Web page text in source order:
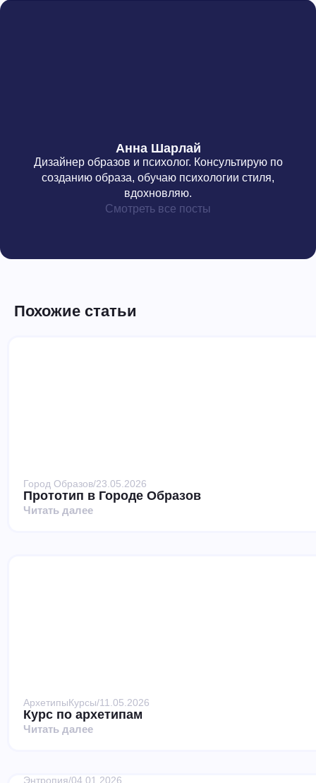
Анна Шарлай
Дизайнер образов и психолог. Консультирую по
созданию образа, обучаю психологии стиля,
вдохновляю.
Смотреть все посты
Похожие статьи
Город Образов/23.05.2026
Прототип в Городе Образов
Читать далее
АрхетипыКурсы/11.05.2026
Курс по архетипам
Читать далее
Энтропия/04.01.2026